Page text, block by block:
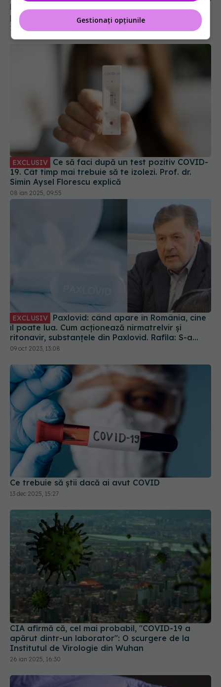
19. Cât timp mai trebuie să te izolezi. Prof. dr.
Simin Aysel Florescu explică
08 ian 2025, 09:55
îl poate lua. Cum acționează nirmatrelvir și
ritonavir, substanțele din Paxlovid. Rafila: S-a
semnat contractul. Va fi disponibil la
recomandarea medicului
09 oct 2023, 13:08
Ce trebuie să știi dacă ai avut COVID
13 dec 2025, 15:27
CIA afirmă că, cel mai probabil, "COVID-19 a
apărut dintr-un laborator": O scurgere de la
Institutul de Virologie din Wuhan
26 ian 2025, 16:30
Gestionați opțiunile